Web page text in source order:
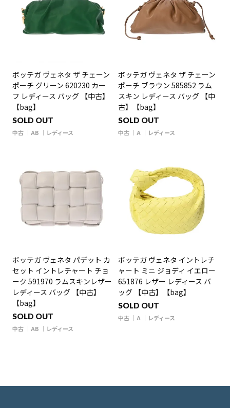
ボッテガ ヴェネタ ザ チェーン
ポーチ グリーン 620230 カー
フ レディース バッグ 【中古】
【bag】
SOLD OUT
中古 AB レディース
ボッテガ ヴェネタ ザ チェーン
ポーチ ブラウン 585852 ラム
スキン レディース バッグ 【中
古】【bag】
SOLD OUT
中古 A レディース
ボッテガ ヴェネタ パデット カ
セット イントレチャート チョ
ーク 591970 ラムスキンレザー
レディース バッグ 【中古】
【bag】
SOLD OUT
中古 AB レディース
ボッテガ ヴェネタ イントレチ
ャート ミニ ジョディ イエロー
651876 レザー レディース バ
ッグ 【中古】【bag】
SOLD OUT
中古 A レディース